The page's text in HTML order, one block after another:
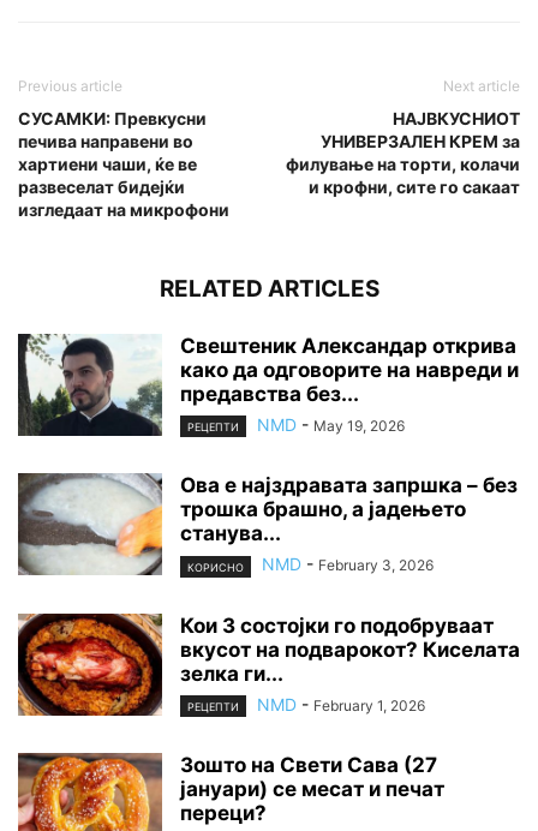
Previous article
СУСАМКИ: Превкусни
печива направени во
хартиени чаши, ќе ве
развеселат бидејќи
изгледаат на микрофони
Next article
НАЈВКУСНИОТ
УНИВЕРЗАЛЕН КРЕМ за
филување на торти, колачи
и крофни, сите го сакаат
RELATED ARTICLES
Свештеник Александар открива
како да одговорите на навреди и
предавства без...
РЕЦЕПТИ NMD - May 19, 2026
Ова е најздравата запршка – без
трошка брашно, а јадењето
станува...
КОРИСНО NMD - February 3, 2026
Кои 3 состојки го подобруваат
вкусот на подварокот? Киселата
зелка ги...
РЕЦЕПТИ NMD - February 1, 2026
Зошто на Свети Сава (27
јануари) се месат и печат
переци?